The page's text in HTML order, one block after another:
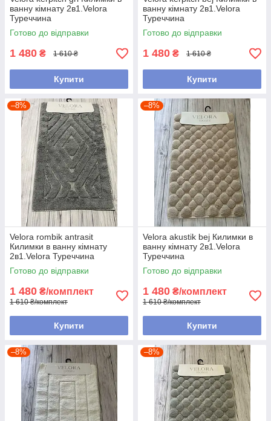
ванну кімнату 2в1.Velora
Туреччина
Готово до відправки
1 480 ₴ 1 610 ₴
Купити
ванну кімнату 2в1.Velora
Туреччина
Готово до відправки
1 480 ₴ 1 610 ₴
Купити
–8%
Velora rombik antrasit
Килимки в ванну кімнату
2в1.Velora Туреччина
Готово до відправки
1 480 ₴/комплект
1 610 ₴/комплект
Купити
–8%
Velora akustik bej Килимки в
ванну кімнату 2в1.Velora
Туреччина
Готово до відправки
1 480 ₴/комплект
1 610 ₴/комплект
Купити
–8% –8%